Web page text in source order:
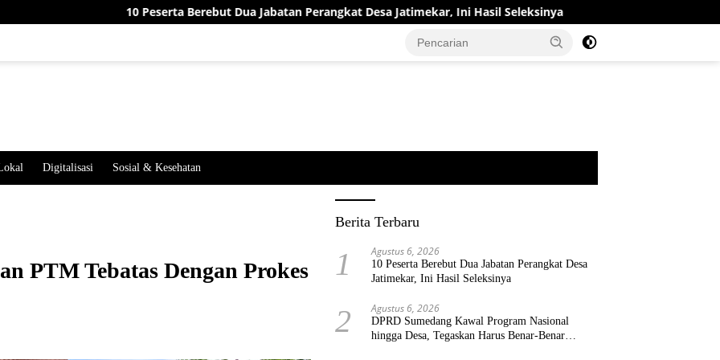
10 Peserta Berebut Dua Jabatan Perangkat Desa Jatimekar, Ini Hasil Seleksinya DPRD Sumedang Kawal
Digitalisasi Sosial & Kesehatan
PTM Tebatas Dengan Prokes
Berita Terbaru
1 Agustus 6, 2026
10 Peserta Berebut Dua Jabatan Perangkat Desa
Jatimekar, Ini Hasil Seleksinya
2 Agustus 6, 2026
DPRD Sumedang Kawal Program Nasional
hingga Desa, Tegaskan Harus Benar-Benar